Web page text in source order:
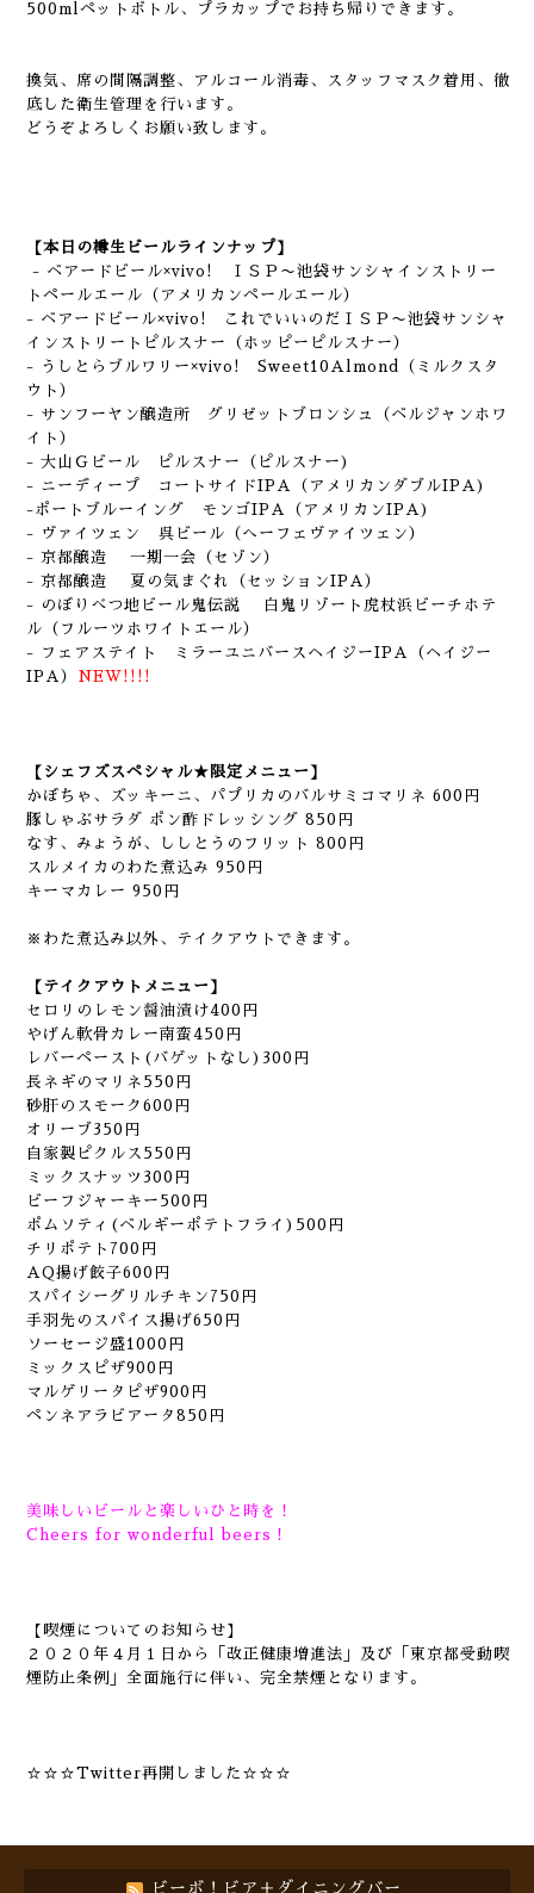
500mlペットボトル、プラカップでお持ち帰りできます。
換気、席の間隔調整、アルコール消毒、スタッフマスク着用、徹
底した衛生管理を行います。
どうぞよろしくお願い致します。
【本日の樽生ビールラインナップ】
- ベアードビール×vivo! ＩＳＰ〜池袋サンシャインストリー
トペールエール（アメリカンペールエール）
- ベアードビール×vivo! これでいいのだＩＳＰ〜池袋サンシャ
インストリートピルスナー（ホッピーピルスナー）
- うしとらブルワリー×vivo! Sweet10Almond（ミルクスタ
ウト）
- サンフーヤン醸造所 グリゼットブロンシュ（ベルジャンホワ
イト）
- 大山Ｇビール ピルスナー（ピルスナー)
- ニーディープ コートサイドIPA（アメリカンダブルIPA)
-ポートブルーイング モンゴIPA（アメリカンIPA)
- ヴァイツェン 呉ビール（へーフェヴァイツェン）
- 京都醸造 一期一会（セゾン）
- 京都醸造 夏の気まぐれ（セッションIPA）
- のぼりべつ地ビール鬼伝説 白鬼リゾート虎杖浜ビーチホテ
ル（フルーツホワイトエール）
- フェアステイト ミラーユニバースヘイジーIPA（ヘイジー
IPA） NEW!!!!
【シェフズスペシャル★限定メニュー】
かぼちゃ、ズッキーニ、パプリカのバルサミコマリネ 600円
豚しゃぶサラダ ポン酢ドレッシング 850円
なす、みょうが、ししとうのフリット 800円
スルメイカのわた煮込み 950円
キーマカレー 950円
※わた煮込み以外、テイクアウトできます。
【テイクアウトメニュー】
セロリのレモン醤油漬け400円
やげん軟骨カレー南蛮450円
レバーペースト(バゲットなし)300円
長ネギのマリネ550円
砂肝のスモーク600円
オリーブ350円
自家製ピクルス550円
ミックスナッツ300円
ビーフジャーキー500円
ポムソティ(ベルギーポテトフライ)500円
チリポテト700円
AQ揚げ餃子600円
スパイシーグリルチキン750円
手羽先のスパイス揚げ650円
ソーセージ盛1000円
ミックスピザ900円
マルゲリータピザ900円
ペンネアラビアータ850円
美味しいビールと楽しいひと時を！
Cheers for wonderful beers！
【喫煙についてのお知らせ】
２０２０年４月１日から「改正健康増進法」及び「東京都受動喫
煙防止条例」全面施行に伴い、完全禁煙となります。
☆☆☆Twitter再開しました☆☆☆
ビーボ！ビア＋ダイニングバー